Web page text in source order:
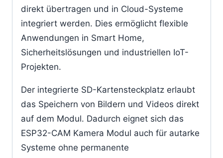
direkt übertragen und in Cloud-Systeme
integriert werden. Dies ermöglicht flexible
Anwendungen in Smart Home,
Sicherheitslösungen und industriellen IoT-
Projekten.
Der integrierte SD-Kartensteckplatz erlaubt
das Speichern von Bildern und Videos direkt
auf dem Modul. Dadurch eignet sich das
ESP32-CAM Kamera Modul auch für autarke
Systeme ohne permanente